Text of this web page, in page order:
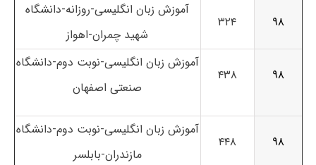
۹۸ ۳۲۴
آموزش زبان انگلیسی-روزانه-دانشگاه
شهید چمران-اهواز
۹۸ ۴۳۸
آموزش زبان انگلیسی-نوبت دوم-دانشگاه
صنعتی اصفهان
۹۸ ۴۴۸
آموزش زبان انگلیسی-نوبت دوم-دانشگاه
مازندران-بابلسر